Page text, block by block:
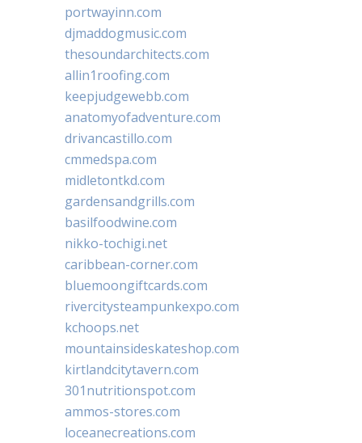
portwayinn.com
djmaddogmusic.com
thesoundarchitects.com
allin1roofing.com
keepjudgewebb.com
anatomyofadventure.com
drivancastillo.com
cmmedspa.com
midletontkd.com
gardensandgrills.com
basilfoodwine.com
nikko-tochigi.net
caribbean-corner.com
bluemoongiftcards.com
rivercitysteampunkexpo.com
kchoops.net
mountainsideskateshop.com
kirtlandcitytavern.com
301nutritionspot.com
ammos-stores.com
loceanecreations.com